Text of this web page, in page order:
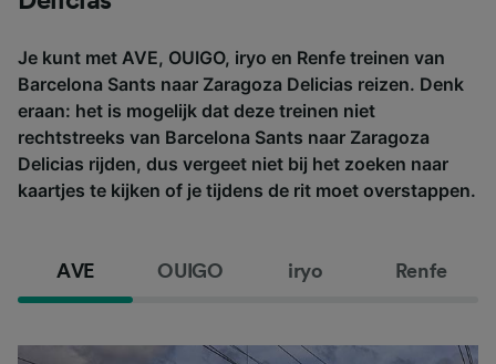
Je kunt met AVE, OUIGO, iryo en Renfe treinen van
Barcelona Sants naar Zaragoza Delicias reizen. Denk
eraan: het is mogelijk dat deze treinen niet
rechtstreeks van Barcelona Sants naar Zaragoza
Delicias rijden, dus vergeet niet bij het zoeken naar
kaartjes te kijken of je tijdens de rit moet overstappen.
AVE OUIGO iryo Renfe